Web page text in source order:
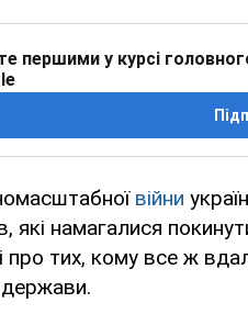
першими у курсі
війни
які намагалися
про тих, кому все ж
держави.